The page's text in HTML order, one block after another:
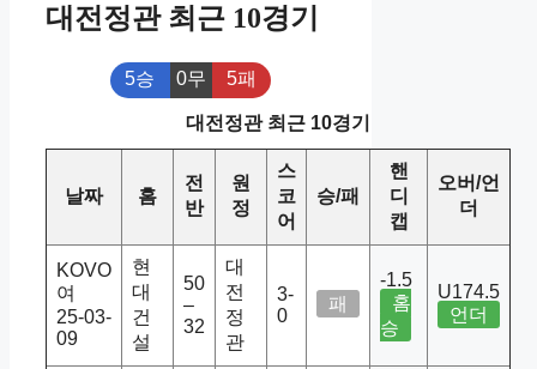
대전정관 최근 10경기
5승 0무 5패
대전정관 최근 10경기
날짜 홈
전
반
원
정
스
코
어
승/패
핸
디
캡
오버/언
더
KOVO
여
25-03-
09
현
대
건
설
50
–
32
대
전
정
관
3-
0
패
-1.5
홈
승
U174.5
언더